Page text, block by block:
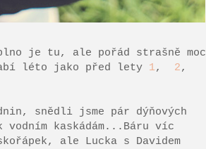
je tu, ale pořád strašně moc
léto jako před lety 1, 2,
snědli jsme pár dýňových
kaskádám...Báru víc
ale Lucka s Davidem